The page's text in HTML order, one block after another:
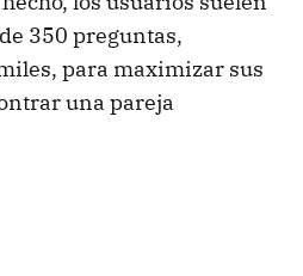
350 preguntas,
para maximizar sus
una pareja